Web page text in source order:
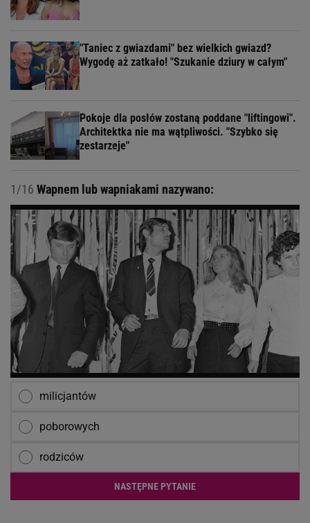
"Taniec z gwiazdami" bez wielkich gwiazd?
Wygodę aż zatkało! "Szukanie dziury w całym"
Pokoje dla posłów zostaną poddane "liftingowi".
Architektka nie ma wątpliwości. "Szybko się
zestarzeje"
1/16 Wapnem lub wapniakami nazywano:
milicjantów
poborowych
rodziców
NASTĘPNE PYTANIE